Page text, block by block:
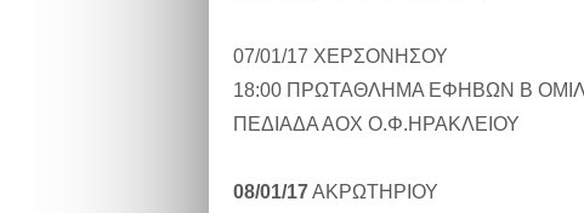
07/01/17 ΧΕΡΣΟΝΗΣΟΥ
18:00 ΠΡΩΤΑΘΛΗΜΑ ΕΦΗΒΩΝ Β
ΠΕΔΙΑΔΑ ΑΟΧ Ο.Φ.ΗΡΑΚΛΕΙΟΥ
08/01/17ΑΚΡΩΤΗΡΙΟΥ